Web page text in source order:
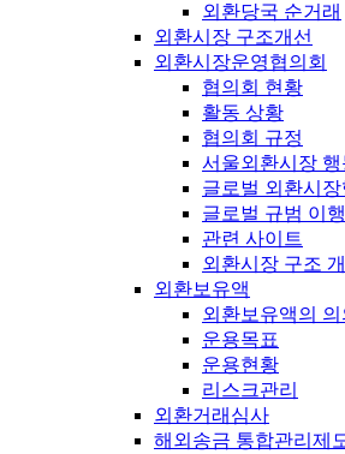
외환당국 순거래
외환시장 구조개선
외환시장운영협의회
협의회 현황
활동 상황
협의회 규정
서울외환시장 행
글로벌 외환시
글로벌 규범 이
관련 사이트
외환시장 구조
외환보유액
외환보유액의 의
운용목표
운용현황
리스크관리
외환거래심사
해외송금 통합관리제